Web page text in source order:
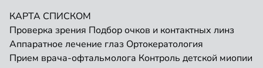
КАРТА СПИСКОМ
Проверка зрения Подбор очков и контактных линз
Аппаратное лечение глаз Ортокератология
Прием врача-офтальмолога Контроль детской миопии